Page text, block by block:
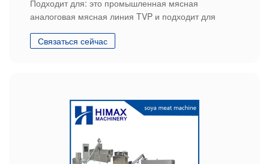
Подходит для: это промышленная мясная
аналоговая мясная линия TVP и подходит для
сырье продукта: соевая мука
Связаться сейчас